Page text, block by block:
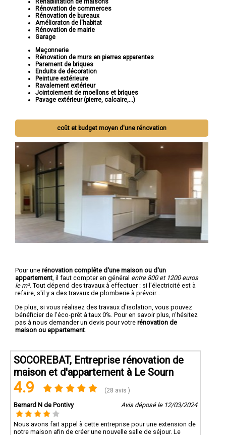
Réhabilitation de maisons
Rénovation de commerces
Rénovation de bureaux
Amélioraton de l'habitat
Rénovation de mairie
Garage
Maçonnerie
Rénovation de murs en pierres apparentes
Parement de briques
Enduits de décoration
Peinture extérieure
Ravalement extérieur
Jointoiement de moellons et briques
Pavage extérieur (pierre, calcaire,...)
coût et budget moyen d'une rénovation
Pour une rénovation complête d'une maison ou d'un
appartement , il faut compter en général entre 800 et 1200 euros
le m². Tout dépend des travaux à effectuer : si l'électricité est à
refaire, s'il y a des travaux de plomberie à prévoir...
De plus, si vous réalisez des travaux d'isolation, vous pouvez
bénéficier de l'éco-prêt à taux 0%. Pour en savoir plus, n'hésitez
pas à nous demander un devis pour votre rénovation de
maison ou appartement
SOCOREBAT, Entreprise rénovation de
maison et d'appartement à Le Sourn
4.9 (28 avis )
Bernard N de Pontivy Avis déposé le 12/03/2024
Nous avons fait appel à cette entreprise pour une extension de
notre maison afin de créer une nouvelle salle de séjour. Le